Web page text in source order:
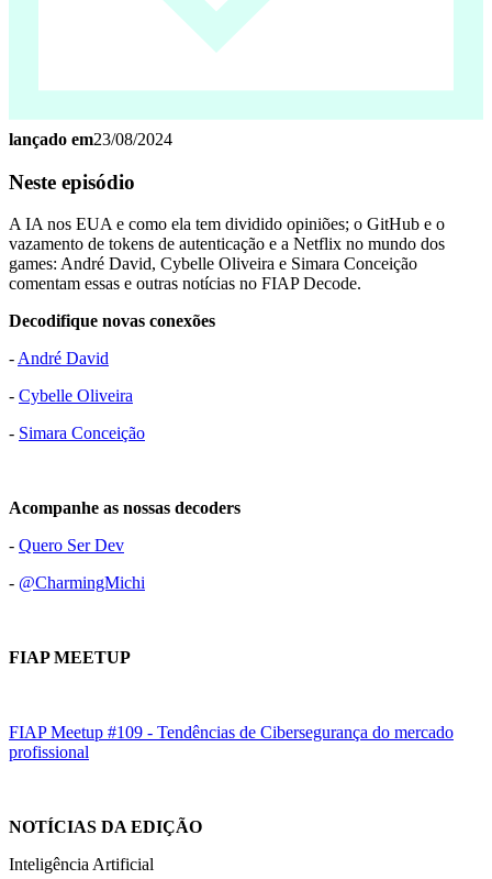
lançado em23/08/2024
Neste episódio
A IA nos EUA e como ela tem dividido opiniões; o GitHub e o
vazamento de tokens de autenticação e a Netflix no mundo dos
games: André David, Cybelle Oliveira e Simara Conceição
comentam essas e outras notícias no FIAP Decode.
Decodifique novas conexões
- André David
- Cybelle Oliveira
- Simara Conceição
Acompanhe as nossas decoders
- Quero Ser Dev
- @CharmingMichi
FIAP MEETUP
FIAP Meetup #109 - Tendências de Cibersegurança do mercado
profissional
NOTÍCIAS DA EDIÇÃO
Inteligência Artificial